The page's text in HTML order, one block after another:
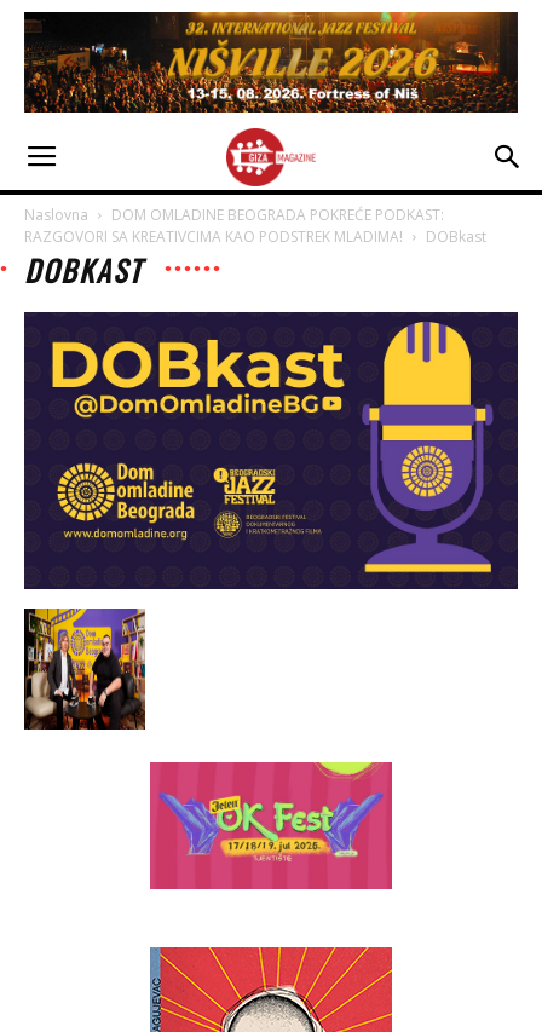
Naslovna
DOM OMLADINE BEOGRADA POKREĆE PODKAST:
RAZGOVORI SA KREATIVCIMA KAO PODSTREK MLADIMA!
DOBkast
DOBKAST